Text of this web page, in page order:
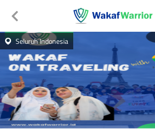
Seluruh Indonesia